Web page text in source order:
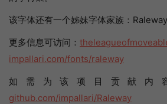
该字体还有一个姊妹字体家族：Raleway
更多信息可访问：
impallari.com/fonts/raleway
如需为该项目贡献内
github.com/impallari/Raleway